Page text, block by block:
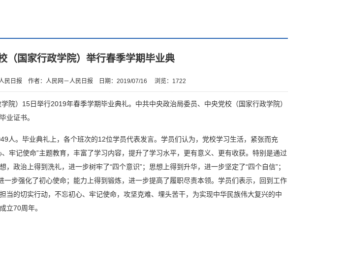
（国家行政学院）举行春季学期毕业典
民日报 作者：人民网－人民日报 日期：2019/07/16 浏览： 1722
院）15日举行2019年春季学期毕业典礼。中共中央政治局委员、中央党校（国家行政学院）
业证书。
人。毕业典礼上，各个班次的12位学员代表发言。学员们认为，党校学习生活，紧张而充
牢记使命”主题教育，丰富了学习内容，提升了学习水平，更有意义、更有收获。特别是通过
政治上得到洗礼，进一步树牢了“四个意识”；思想上得到升华，进一步坚定了“四个自信”；
一步强化了初心使命；能力上得到锻炼，进一步提高了履职尽责本领。学员们表示，回到工作
当的切实行动，不忘初心、牢记使命，攻坚克难、埋头苦干，为实现中华民族伟大复兴的中
立70周年。